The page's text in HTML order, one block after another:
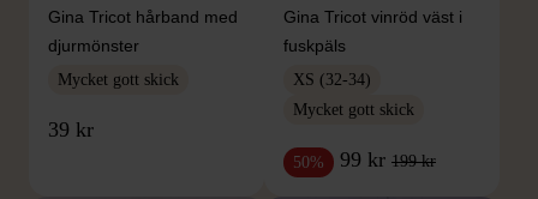
Gina Tricot hårband med
djurmönster
Mycket gott skick
39 kr
Gina Tricot vinröd väst i
fuskpäls
XS (32-34)
Mycket gott skick
50% 99 kr 199 kr